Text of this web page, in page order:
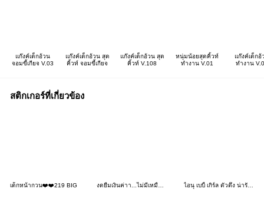
แก๊งค์เด็กอ้วน
จอมขี้เกียจ V.03
แก๊งค์เด็กอ้วน สุด
คิ้วท์ จอมขี้เกียจ
แก๊งค์เด็กอ้วน สุด
คิ้วท์ V.108
หนุ่มน้อยสุดคิ้วท์
ทำงาน V.01
แก๊งค์เด็กอ้
ทำงาน
สติกเกอร์ที่เกี่ยวข้อง
เด็กหน้ากวน❤️❤️219 BIG งดยืมเงินค่าา...ไม่มีเหมือนกัน T_T ไอนุ เบบี้ เกิร์ล ตัวตึง น่ารัก 2